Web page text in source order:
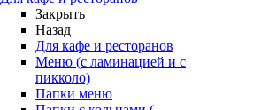
Закрыть
Назад
Для кафе и ресторанов
Меню (с ламинацией и с
пикколо)
Папки меню